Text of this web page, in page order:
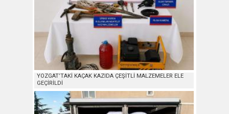
YOZGAT’TAKİ KAÇAK KAZIDA ÇEŞİTLİ MALZEMELER ELE
GEÇİRİLDİ